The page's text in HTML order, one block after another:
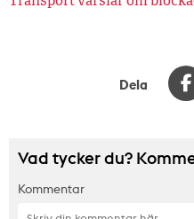
Dela
Vad tycker du?
Kommentar